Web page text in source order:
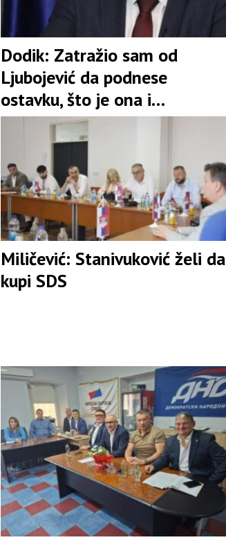
Dodik: Zatražio sam od
Ljubojević da podnese
ostavku, što je ona i
prihvatila
Miličević: Stanivuković želi da
kupi SDS